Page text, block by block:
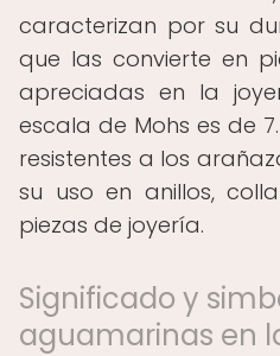
caracterizan por su
que las convierte en
apreciadas en la
escala de Mohs es de
resistentes a los
su uso en anillos,
piezas de joyería.
Significado y
aguamarinas en